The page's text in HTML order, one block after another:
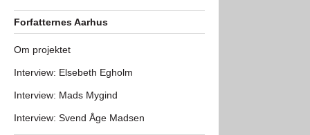
Forfatternes Aarhus
Om projektet
Interview: Elsebeth Egholm
Interview: Mads Mygind
Interview: Svend Åge Madsen